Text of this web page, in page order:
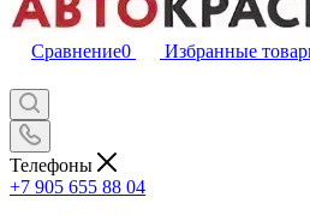
Сравнение0 Избранные
Телефоны
+7 905 655 88 04